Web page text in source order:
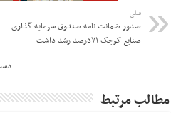
قبلی
صدور ضمانت نامه صندوق سرمایه گذاری
صنایع کوچک ۷۱درصد رشد داشت
مطالب مرتبط